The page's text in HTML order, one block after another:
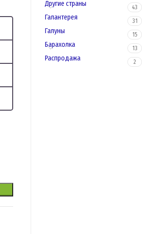
Другие страны 43
Галантерея 31
Галуны 15
Барахолка 13
Распродажа 2